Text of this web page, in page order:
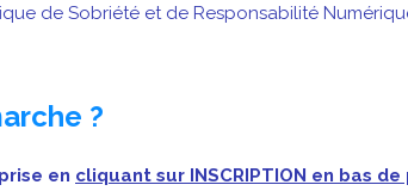
de Sobriété et de Responsabilité
?
en cliquant sur INSCRIPTION en bas de